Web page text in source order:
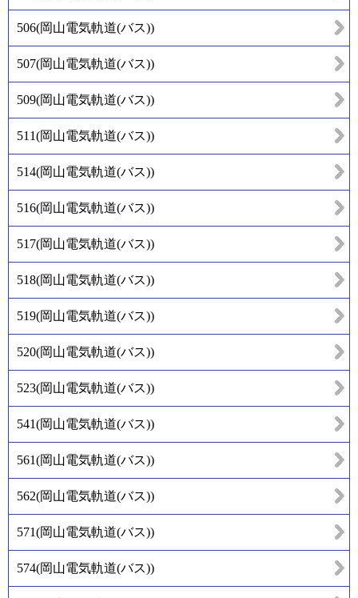
506(岡山電気軌道(バス))
507(岡山電気軌道(バス))
509(岡山電気軌道(バス))
511(岡山電気軌道(バス))
514(岡山電気軌道(バス))
516(岡山電気軌道(バス))
517(岡山電気軌道(バス))
518(岡山電気軌道(バス))
519(岡山電気軌道(バス))
520(岡山電気軌道(バス))
523(岡山電気軌道(バス))
541(岡山電気軌道(バス))
561(岡山電気軌道(バス))
562(岡山電気軌道(バス))
571(岡山電気軌道(バス))
574(岡山電気軌道(バス))